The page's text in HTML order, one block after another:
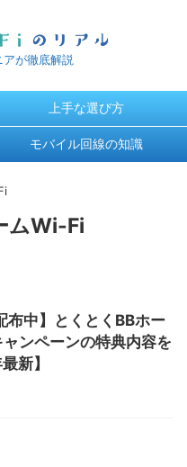
が徹底解説
上手な選び方
モバイル回線の知識
ムWi-Fi
布中】とくとくBBホー
ンペーンの特典内容を
新】